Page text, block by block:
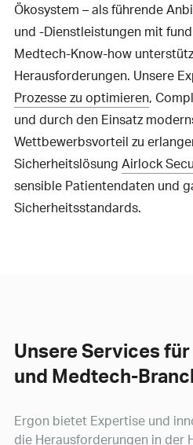
Ökosystem – als führende
und -Dienstleistungen mit
Medtech-Know-how
Herausforderungen. Unsere
Prozesse zu optimieren,
und durch den Einsatz
Wettbewerbsvorteil zu
Sicherheitslösung Airlock
sensible Patientendaten und
Sicherheitsstandards.
Unsere Services
und Medtech-
Ergon bietet Expertise und
die Herausforderungen in der